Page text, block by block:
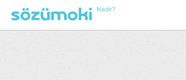
Nedir?